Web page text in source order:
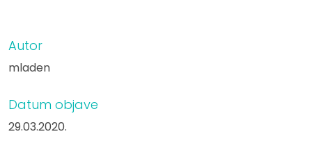
Autor
mladen
Datum objave
29.03.2020.